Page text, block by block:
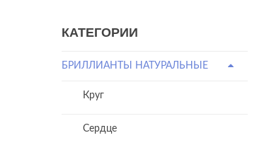
КАТЕГОРИИ
БРИЛЛИАНТЫ НАТУРАЛЬНЫЕ
Круг
Сердце